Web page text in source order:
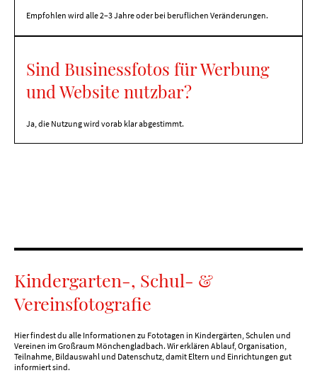
Empfohlen wird alle 2–3 Jahre oder bei beruflichen Veränderungen.
Sind Businessfotos für Werbung
und Website nutzbar?
Ja, die Nutzung wird vorab klar abgestimmt.
Kindergarten-, Schul- &
Vereinsfotografie
Hier findest du alle Informationen zu Fototagen in Kindergärten, Schulen und
Vereinen im Großraum Mönchengladbach. Wir erklären Ablauf, Organisation,
Teilnahme, Bildauswahl und Datenschutz, damit Eltern und Einrichtungen gut
informiert sind.